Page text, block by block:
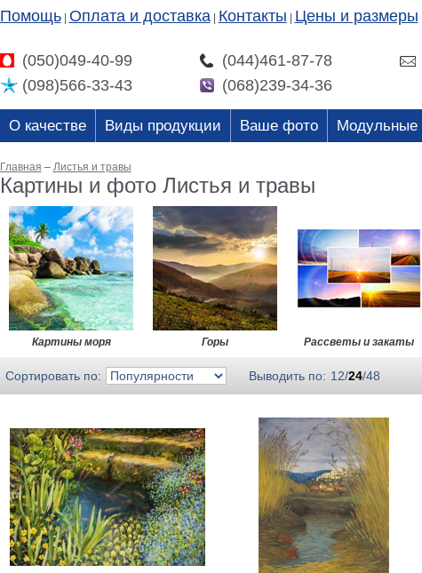
Помощь Оплата и доставка Контакты Цены и размеры
(050)049-40-99 (044)461-87-78
(098)566-33-43
(068)239-34-36
О качестве Виды продукции Ваше фото Модульные
Главная – Листья и травы
Картины и фото Листья и травы
Картины моря Горы Рассветы и закаты
Сортировать по: Выводить по: 12/24/48